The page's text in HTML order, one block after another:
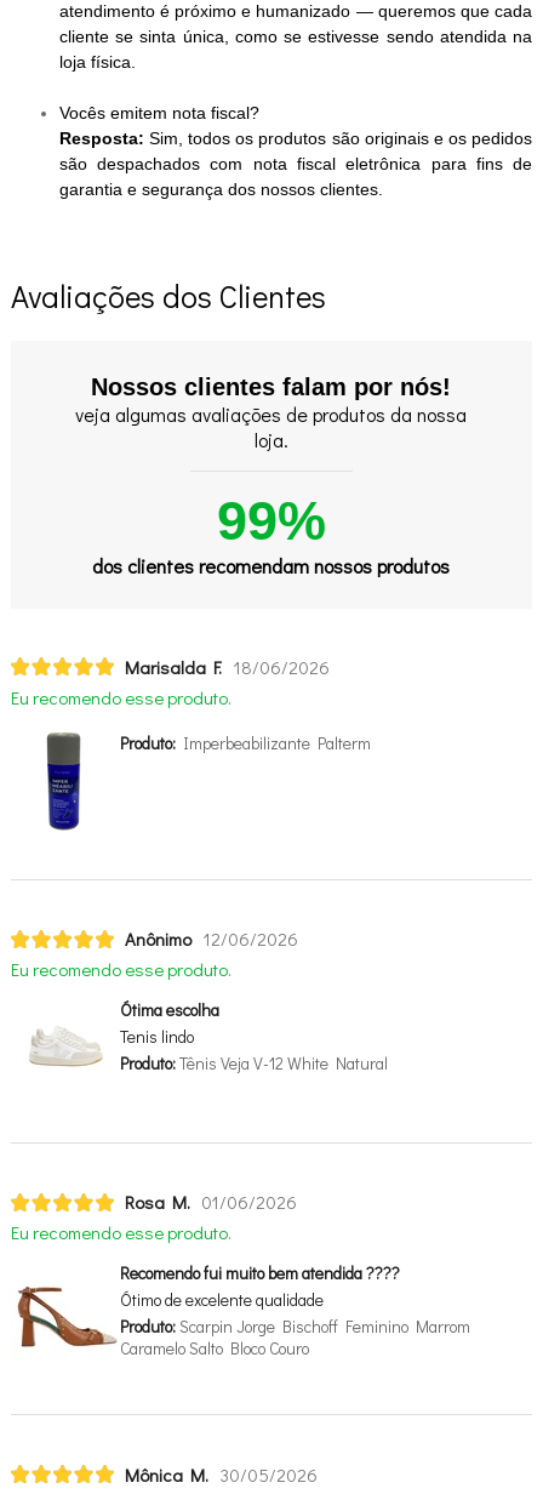
atendimento é próximo e humanizado — queremos que cada
cliente se sinta única, como se estivesse sendo atendida na
loja física.
Vocês emitem nota fiscal?
Resposta:Sim, todos os produtos são originais e os pedidos
são despachados com nota fiscal eletrônica para fins de
garantia e segurança dos nossos clientes.
Avaliações dos Clientes
Nossos clientes falam por nós!
veja algumas avaliações de produtos da nossa
loja.
99%
dos clientes recomendam nossos produtos
Marisalda F. 18/06/2026
Eu recomendo esse produto.
Produto:Imperbeabilizante Palterm
Anônimo 12/06/2026
Eu recomendo esse produto.
Ótima escolha
Tenis lindo
Produto:Tênis Veja V-12 White Natural
Rosa M. 01/06/2026
Eu recomendo esse produto.
Recomendo fui muito bem atendida ????
Ótimo de excelente qualidade
Produto:Scarpin Jorge Bischoff Feminino Marrom
Caramelo Salto Bloco Couro
Mônica M. 30/05/2026